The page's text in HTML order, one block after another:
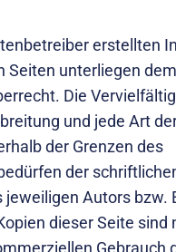
erstellten
Seiten unterliegen dem
Die
und jede Art
der Grenzen des
der
Autors bzw.
dieser Seite sind
Gebrauch